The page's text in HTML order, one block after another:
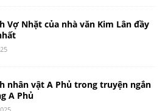
Vợ Nhặt của nhà văn Kim Lân đầy
nhân vật A Phủ trong truyện ngắn
A Phủ